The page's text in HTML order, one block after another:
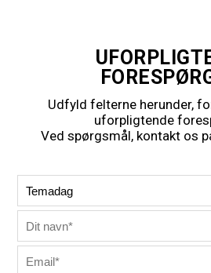
Udfyld felterne herunder,
uforpligtende
Ved spørgsmål, kontakt os